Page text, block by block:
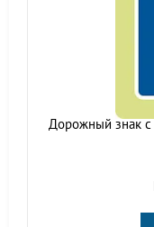
Дорожный знак с